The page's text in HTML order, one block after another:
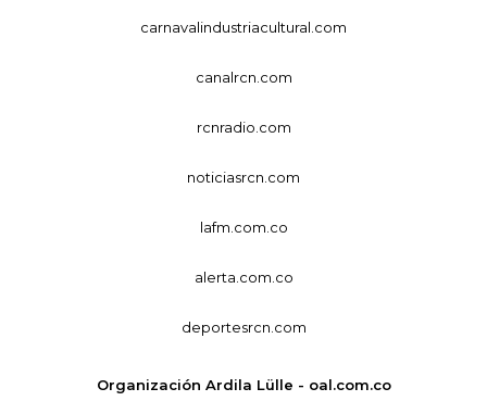
carnavalindustriacultural.com
canalrcn.com
rcnradio.com
noticiasrcn.com
lafm.com.co
alerta.com.co
deportesrcn.com
Organización Ardila Lülle - oal.com.co